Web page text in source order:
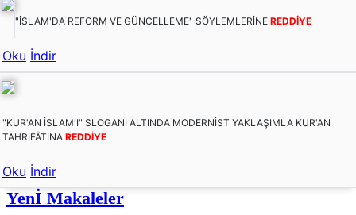
"İSLAM'DA REFORM VE GÜNCELLEME" SÖYLEMLERİNE REDDİYE
Oku İndir
"KUR'AN İSLAM'I" SLOGANI ALTINDA MODERNİST YAKLAŞIMLA KUR'AN
TAHRİFÂTINA REDDİYE
Oku İndir
Yenİ Makaleler